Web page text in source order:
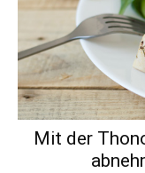
Mit der